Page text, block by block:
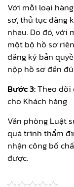
Với mỗi loại
sơ, thủ tục đăng
nhau. Do đó, với
một bộ hồ sơ
đăng ký bản
nộp hồ sơ đến
Bước 3:Theo dõi
cho Khách hàng
Văn phòng Luật
quá trình thẩm
nhận công bố
được.